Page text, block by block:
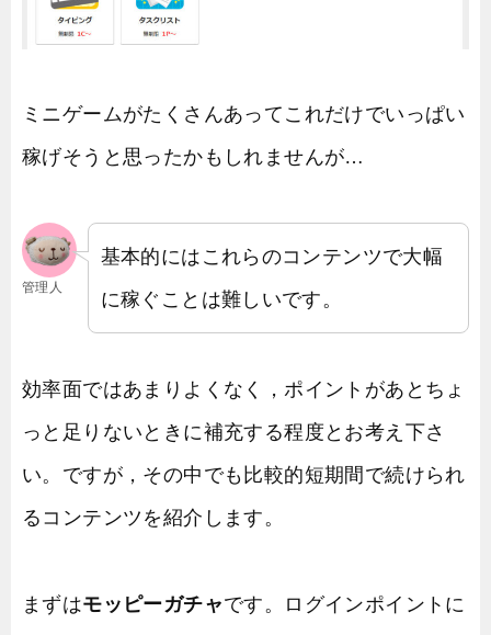
ミニゲームがたくさんあってこれだけでいっぱい
稼げそうと思ったかもしれませんが…
管理人
基本的にはこれらのコンテンツで大幅
に稼ぐことは難しいです。
効率面ではあまりよくなく，ポイントがあとちょ
っと足りないときに補充する程度とお考え下さ
い。ですが，その中でも比較的短期間で続けられ
るコンテンツを紹介します。
まずはモッピーガチャです。ログインポイントに